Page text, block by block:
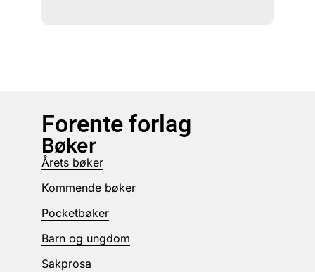
Forente forlag
Bøker
Årets bøker
Kommende bøker
Pocketbøker
Barn og ungdom
Sakprosa